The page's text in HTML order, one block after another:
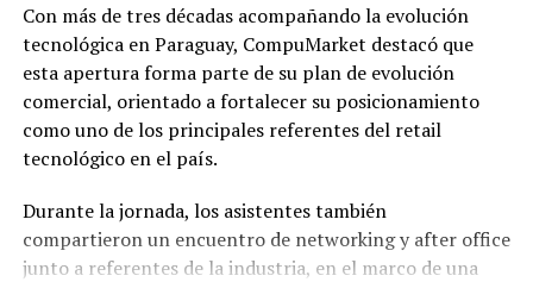
Con más de tres décadas acompañando la evolución
tecnológica en Paraguay, CompuMarket destacó que
esta apertura forma parte de su plan de evolución
comercial, orientado a fortalecer su posicionamiento
como uno de los principales referentes del retail
tecnológico en el país.
Durante la jornada, los asistentes también
compartieron un encuentro de networking y after office
junto a referentes de la industria, en el marco de una